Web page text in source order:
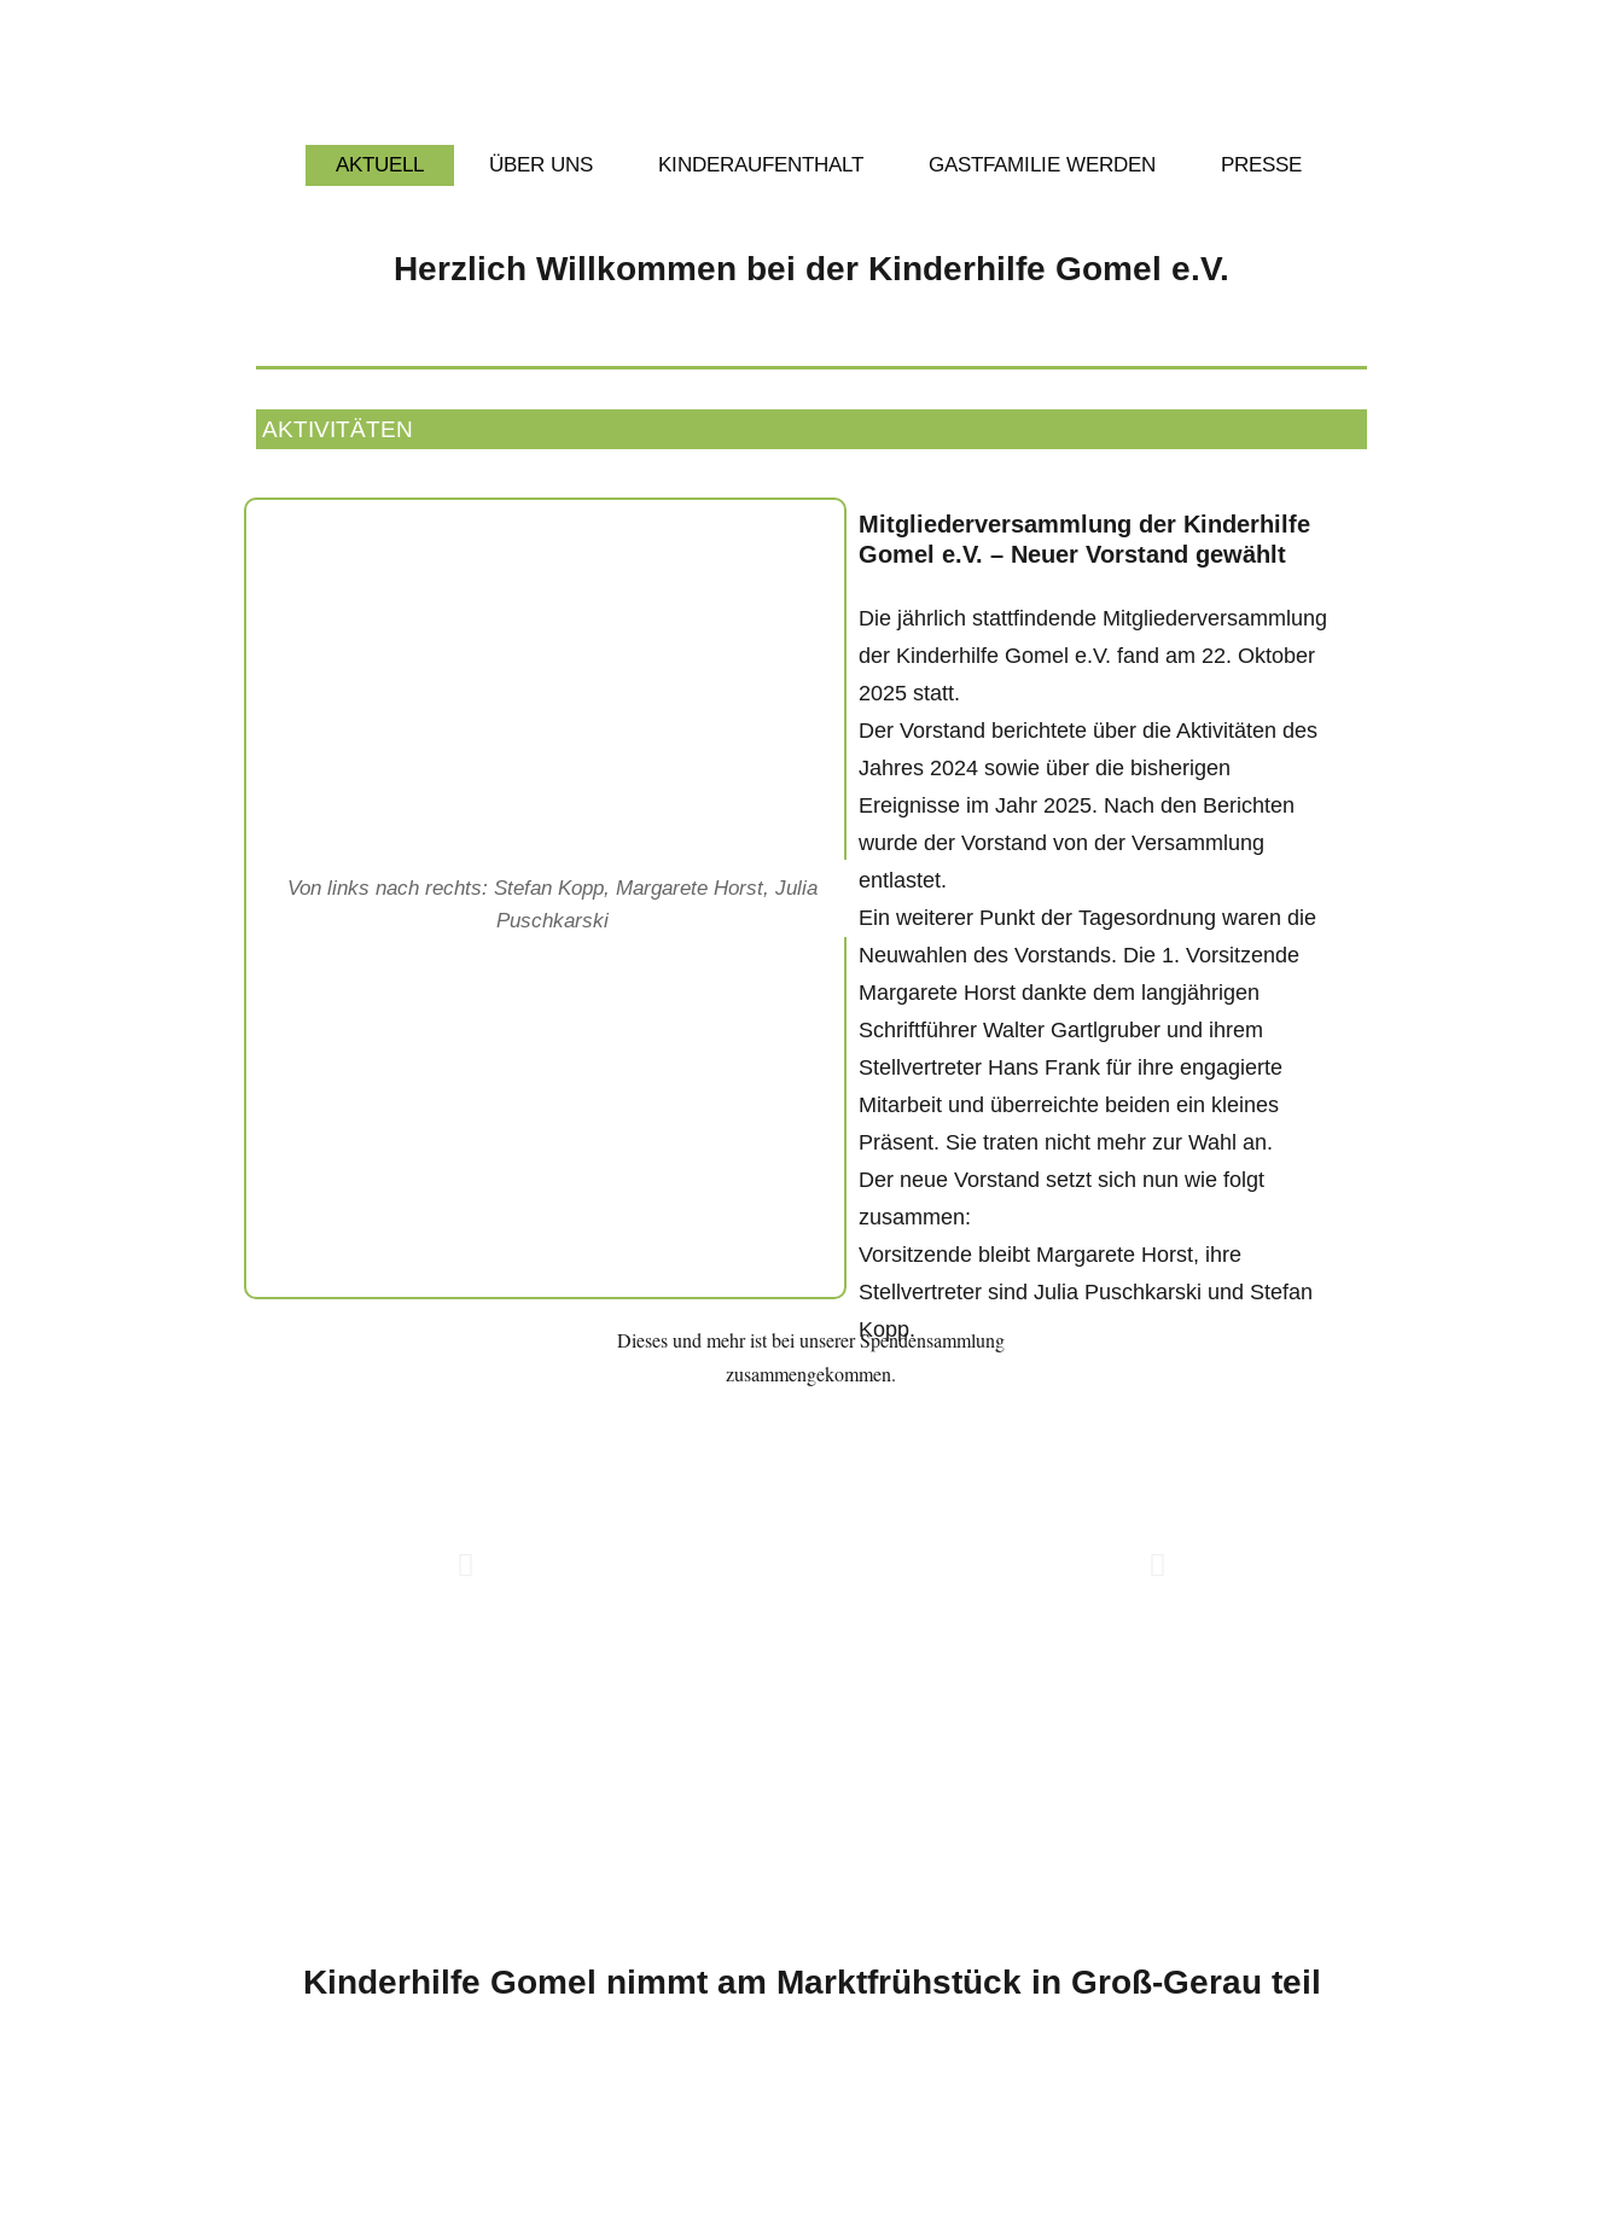
AKTUELL ÜBER UNS KINDERAUFENTHALT GASTFAMILIE WERDEN PRESSE
Herzlich Willkommen bei der Kinderhilfe Gomel e.V.
AKTIVITÄTEN
Von links nach rechts: Stefan Kopp, Margarete Horst, Julia
Puschkarski
Mitgliederversammlung der Kinderhilfe
Gomel e.V. – Neuer Vorstand gewählt
Die jährlich stattfindende Mitgliederversammlung
der Kinderhilfe Gomel e.V. fand am 22. Oktober
2025 statt.
Der Vorstand berichtete über die Aktivitäten des
Jahres 2024 sowie über die bisherigen
Ereignisse im Jahr 2025. Nach den Berichten
wurde der Vorstand von der Versammlung
entlastet.
Ein weiterer Punkt der Tagesordnung waren die
Neuwahlen des Vorstands. Die 1. Vorsitzende
Margarete Horst dankte dem langjährigen
Schriftführer Walter Gartlgruber und ihrem
Stellvertreter Hans Frank für ihre engagierte
Mitarbeit und überreichte beiden ein kleines
Präsent. Sie traten nicht mehr zur Wahl an.
Der neue Vorstand setzt sich nun wie folgt
zusammen:
Vorsitzende bleibt Margarete Horst, ihre
Stellvertreter sind Julia Puschkarski und Stefan
Kopp.
Dieses und mehr ist bei unserer Spendensammlung
zusammengekommen.
Kinderhilfe Gomel nimmt am Marktfrühstück in Groß-Gerau teil